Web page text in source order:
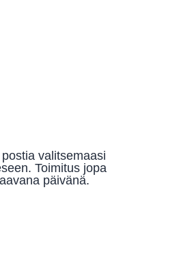
valitsemaasi
Toimitus jopa
päivänä.